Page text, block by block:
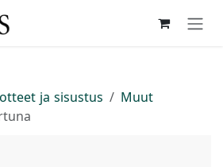
ja sisustus
Muut